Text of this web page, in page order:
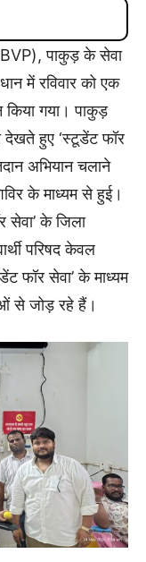
पाकुड़ के सेवा
में रविवार को एक
गया। पाकुड़
देखते हुए ‘स्टूडेंट फॉर
अभियान चलाने
के माध्यम से हुई।
सेवा’ के जिला
परिषद केवल
फॉर सेवा’ के माध्यम
से जोड़ रहे हैं।